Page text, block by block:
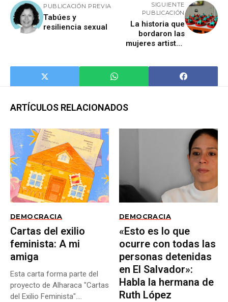
PUBLICACIÓN PREVIA
Tabúes y
resiliencia sexual
SIGUIENTE
PUBLICACIÓN
La historia que
bordaron las
mujeres artistas
ARTÍCULOS RELACIONADOS
DEMOCRACIA
Cartas del exilio
feminista: A mi
amiga
Esta carta forma parte del
proyecto de Alharaca "Cartas
del Exilio Feminista"....
DEMOCRACIA
«Esto es lo que
ocurre con todas las
personas detenidas
en El Salvador»:
Habla la hermana de
Ruth López